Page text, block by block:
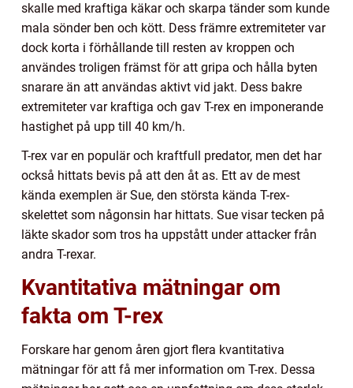
skalle med kraftiga käkar och skarpa tänder som kunde
mala sönder ben och kött. Dess främre extremiteter var
dock korta i förhållande till resten av kroppen och
användes troligen främst för att gripa och hålla byten
snarare än att användas aktivt vid jakt. Dess bakre
extremiteter var kraftiga och gav T-rex en imponerande
hastighet på upp till 40 km/h.
T-rex var en populär och kraftfull predator, men det har
också hittats bevis på att den åt as. Ett av de mest
kända exemplen är Sue, den största kända T-rex-
skelettet som någonsin har hittats. Sue visar tecken på
läkte skador som tros ha uppstått under attacker från
andra T-rexar.
Kvantitativa mätningar om
fakta om T-rex
Forskare har genom åren gjort flera kvantitativa
mätningar för att få mer information om T-rex. Dessa